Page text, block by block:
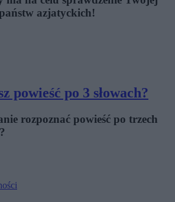
azjatyckich!
powieść po 3 słowach?
rozpoznać powieść po trzech